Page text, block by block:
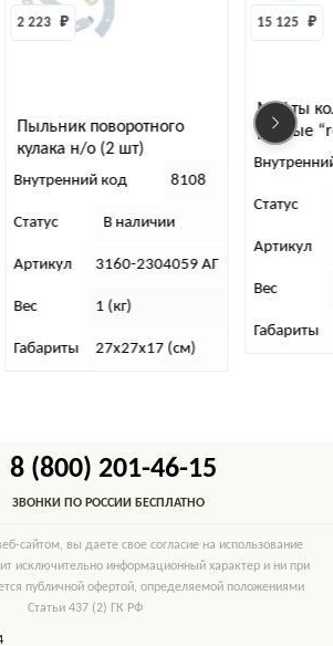
Пыльник поворотного
кулака н/о (2 шт)
2 223 ₽
Внутренний код 8108
Статус В наличии
Артикул 3160-2304059 АГ
Вес 1 (кг)
Габариты 27х27х17 (см)
Муфты
ручные
(серияХ)
15 125 ₽
Статус
Артикул
Вес
Габариты
8 (800) 201-46-15
ЗВОНКИ ПО РОССИИ БЕСПЛАТНО
сайтом, вы даете свое согласие на использование
исключительно информационный характер и ни при
публичной офертой, определяемой положениями
Статьи 437 (2) ГК РФ